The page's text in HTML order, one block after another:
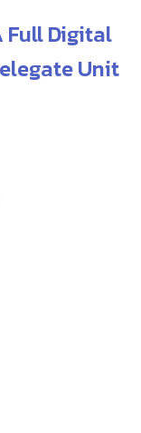
Full Digital
Unit